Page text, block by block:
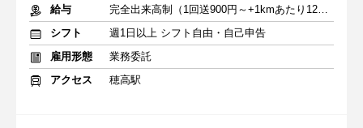
給与
完全出来高制（1回送900円～+1kmあたり12円～）＋交通費
シフト
週1日以上 シフト自由・自己申告
雇用形態
業務委託
アクセス
穂高駅